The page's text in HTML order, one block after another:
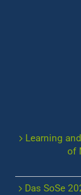
Learning
of
Das SoSe